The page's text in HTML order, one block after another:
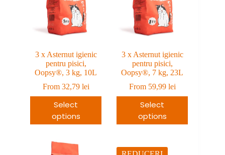
3 x Asternut igienic
pentru pisici,
Oopsy®, 3 kg, 10L
From 32,79 lei
Select
options
3 x Asternut igienic
pentru pisici,
Oopsy®, 7 kg, 23L
From 59,99 lei
Select
options